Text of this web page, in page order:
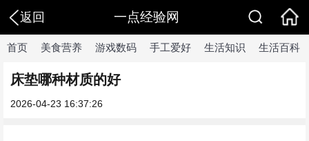
返回 一点经验网
首页 美食营养 游戏数码 手工爱好 生活知识 生活百科
床垫哪种材质的好
2026-04-23 16:37:26